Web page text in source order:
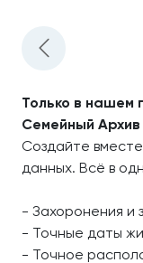
Только в нашем
Семейный Архив
Создайте
данных. Всё в
- Захоронения и
- Точные даты
- Точное